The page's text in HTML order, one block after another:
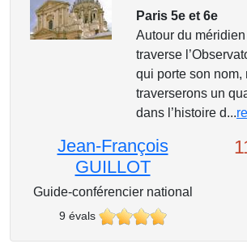
Paris 5e et 6e
Autour du
traverse
qui porte son nom,
traverserons un
dans l’histoire d...
Jean-François
GUILLOT
Guide-conférencier national
9 évals